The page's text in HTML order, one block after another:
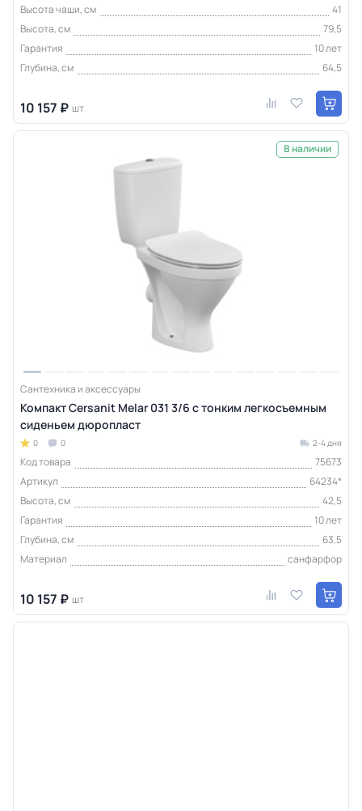
Высота чаши, см
41
Высота, см
79,5
Гарантия
10 лет
Глубина, см
64,5
10 157 ₽ шт
В наличии
Сантехника и аксессуары
Компакт Cersanit Melar 031 3/6 с тонким легкосъемным
сиденьем дюропласт
0 0 2-4 дня
Код товара
75673
Артикул
64234*
Высота, см
42,5
Гарантия
10 лет
Глубина, см
63,5
Материал
санфарфор
10 157 ₽ шт